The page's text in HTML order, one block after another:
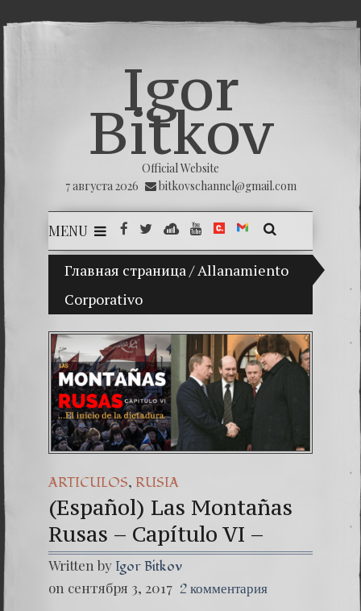
Igor
Bitkov
Official Website
7 августа 2026
bitkovschannel@gmail.com
MENU
Главная страница/Allanamiento
Corporativo
(Español) Mi hijo Vladimir Bitkov, una
Dr.
ARTICULOS, RUSIA
(Español) Las Montañas
Rusas – Capítulo VI –
Written by Igor Bitkov
on сентября 3, 2017 2 комментария